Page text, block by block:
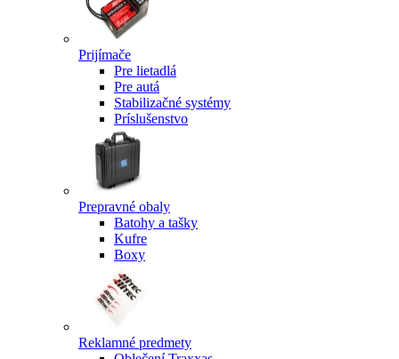
Prijímače
Pre lietadlá
Pre autá
Stabilizačné systémy
Príslušenstvo
Prepravné obaly
Batohy a tašky
Kufre
Boxy
Reklamné predmety